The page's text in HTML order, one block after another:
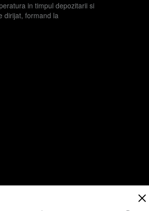
in timpul depozitarii si
dirijat, formand la